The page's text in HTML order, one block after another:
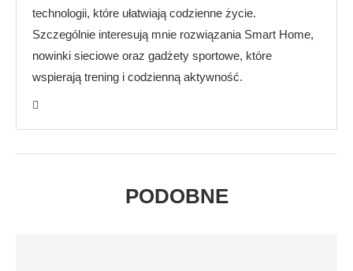
technologii, które ułatwiają codzienne życie.
Szczególnie interesują mnie rozwiązania Smart Home,
nowinki sieciowe oraz gadżety sportowe, które
wspierają trening i codzienną aktywność.
PODOBNE